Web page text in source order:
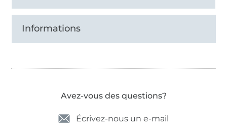
Informations
Avez-vous des questions?
Écrivez-nous un e-mail